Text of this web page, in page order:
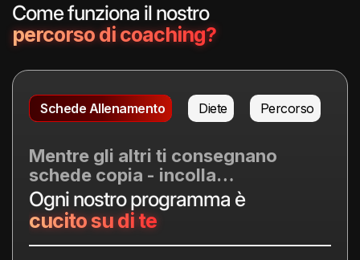
Come funziona il nostro
percorso di coaching?
Schede Allenamento Diete Percorso
Mentre gli altri ti consegnano
schede copia - incolla…
Ogni nostro programma è
cucito su di te